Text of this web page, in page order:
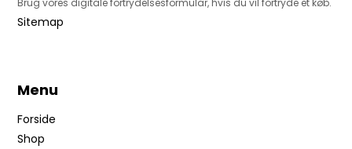
Sitemap
Menu
Forside
Shop